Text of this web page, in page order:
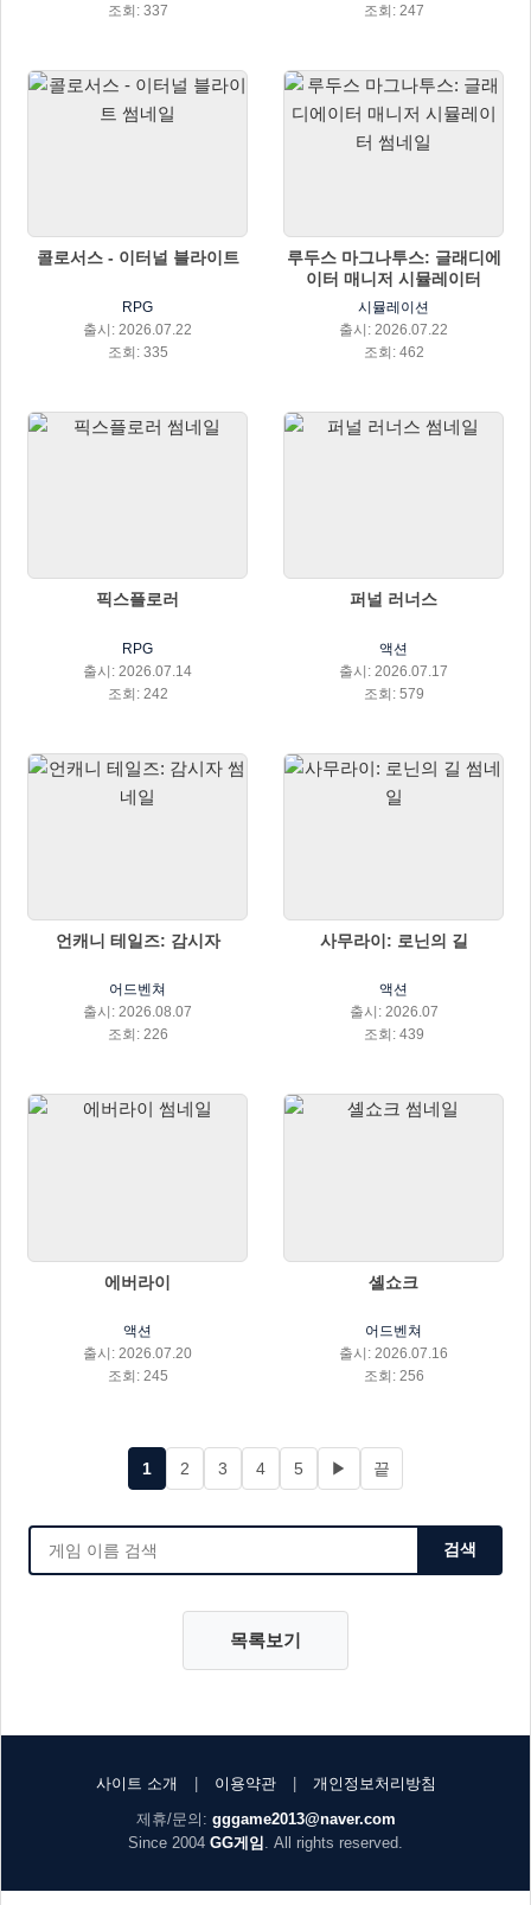
조회: 337
조회: 247
콜로서스 - 이터널 블라이트
RPG
출시: 2026.07.22
조회: 335
루두스 마그나투스: 글래디에
이터 매니저 시뮬레이터
시뮬레이션
출시: 2026.07.22
조회: 462
픽스플로러
RPG
출시: 2026.07.14
조회: 242
퍼널 러너스
액션
출시: 2026.07.17
조회: 579
언캐니 테일즈: 감시자
어드벤쳐
출시: 2026.08.07
조회: 226
사무라이: 로닌의 길
액션
출시: 2026.07
조회: 439
에버라이
액션
출시: 2026.07.20
조회: 245
셸쇼크
어드벤쳐
출시: 2026.07.16
조회: 256
1 2 3 4 5 ▶ 끝
검색
목록보기
사이트 소개 이용약관
개인정보처리방침
제휴/문의: gggame2013@naver.com
Since 2004 GG게임 . All rights reserved.